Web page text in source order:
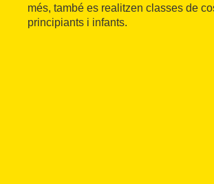
més, també es realitzen classes de
principiants i infants.